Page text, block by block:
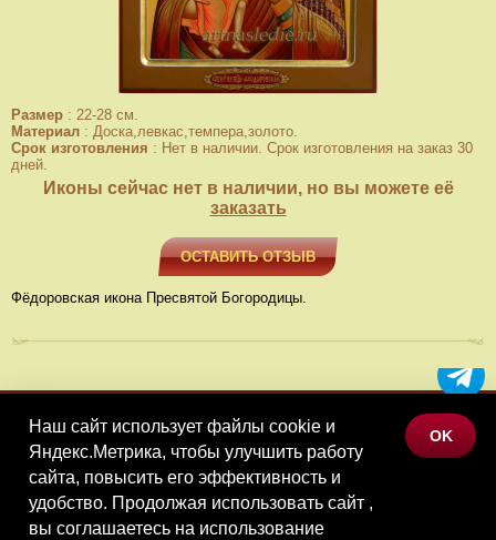
Размер : 22-28 см.
Материал : Доска,левкас,темпера,золото.
Срок изготовления : Нет в наличии. Срок изготовления на заказ 30
дней.
Иконы сейчас нет в наличии, но вы можете её
заказать
ОСТАВИТЬ ОТЗЫВ
Фёдоровская икона Пресвятой Богородицы.
МЕНЮ
КАТАЛОГ ТОВАРОВ
КОНТАКТЫ
Наш сайт использует файлы cookie и
Яндекс.Метрика, чтобы улучшить работу
сайта, повысить его эффективность и
удобство. Продолжая использовать сайт ,
вы соглашаетесь на использование
OK